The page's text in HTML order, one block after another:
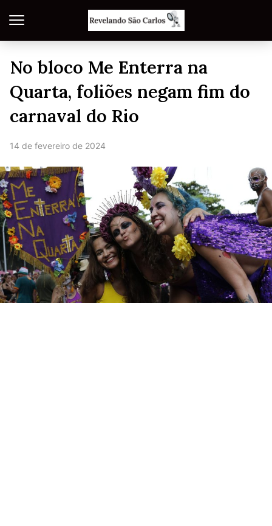
No bloco Me Enterra na
Quarta, foliões negam fim do
carnaval do Rio
14 de fevereiro de 2024